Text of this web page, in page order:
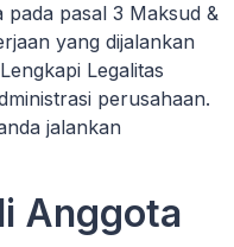
pasal 3 Maksud &
yang dijalankan
Legalitas
perusahaan.
jalankan
Anggota